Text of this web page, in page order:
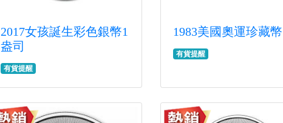
2017女孩誕生彩色銀幣1
盎司
有貨提醒
1983美國奧運珍藏幣
有貨提醒